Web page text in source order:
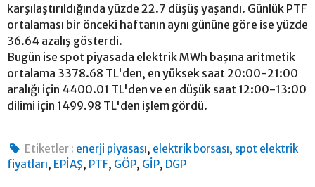
karşılaştırıldığında yüzde 22.7 düşüş yaşandı. Günlük PTF
ortalaması bir önceki haftanın aynı gününe göre ise yüzde
36.64 azalış gösterdi.
Bugün ise spot piyasada elektrik MWh başına aritmetik
ortalama 3378.68 TL'den, en yüksek saat 20:00-21:00
aralığı için 4400.01 TL'den ve en düşük saat 12:00-13:00
dilimi için 1499.98 TL'den işlem gördü.
Etiketler : enerji piyasası, elektrik borsası, spot elektrik
fiyatları, EPİAŞ, PTF, GÖP, GİP, DGP